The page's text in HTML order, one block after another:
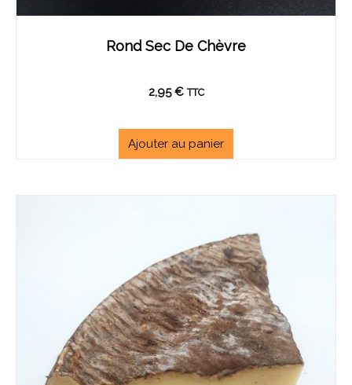
Rond Sec De Chèvre
2,95€ TTC
Ajouter au panier